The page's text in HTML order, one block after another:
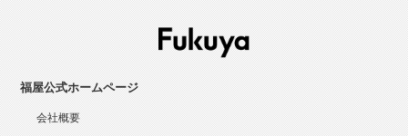
福屋公式ホームページ
会社概要